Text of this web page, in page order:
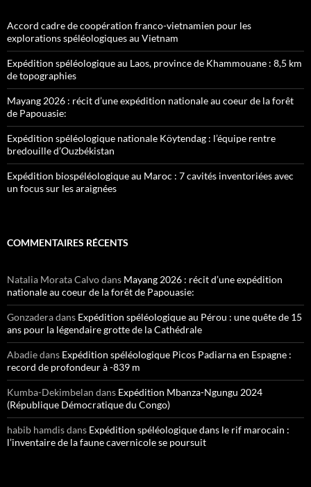
Accord cadre de coopération franco-vietnamien pour les
explorations spéléologiques au Vietnam
Expédition spéléologique au Laos, province de Khammouane : 8,5 km
de topographies
Mayang 2026 : récit d’une expédition nationale au coeur de la forêt
de Papouasie:
Expédition spéléologique nationale Köytendag : l’équipe rentre
bredouille d’Ouzbékistan
Expédition biospéléologique au Maroc : 7 cavités inventoriées avec
un focus sur les araignées
COMMENTAIRES RÉCENTS
Natalia Morata Calvodans Mayang 2026 : récit d’une expédition
nationale au coeur de la forêt de Papouasie:
Gonzaderadans Expédition spéléologique au Pérou : une quête de 15
ans pour la légendaire grotte de la Cathédrale
Abadiedans Expédition spéléologique Picos Padiarna en Espagne :
record de profondeur à -839 m
Kumba-Dekimbelan dans Expédition Mbanza-Ngungu 2024
(République Démocratique du Congo)
habib hamdisdans Expédition spéléologique dans le rif marocain :
l’inventaire de la faune cavernicole se poursuit